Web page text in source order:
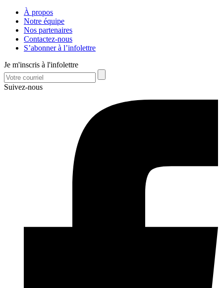
À propos
Notre équipe
Nos partenaires
Contactez-nous
S’abonner à l’infolettre
Je m'inscris à l'infolettre
Suivez-nous